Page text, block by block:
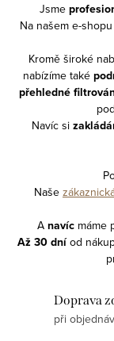
Jsme
Na našem e-
Kromě široké
nabízíme také
přehledné
Navíc si
Naše
A navícmáme
Až 30 dníod
Doprava
při